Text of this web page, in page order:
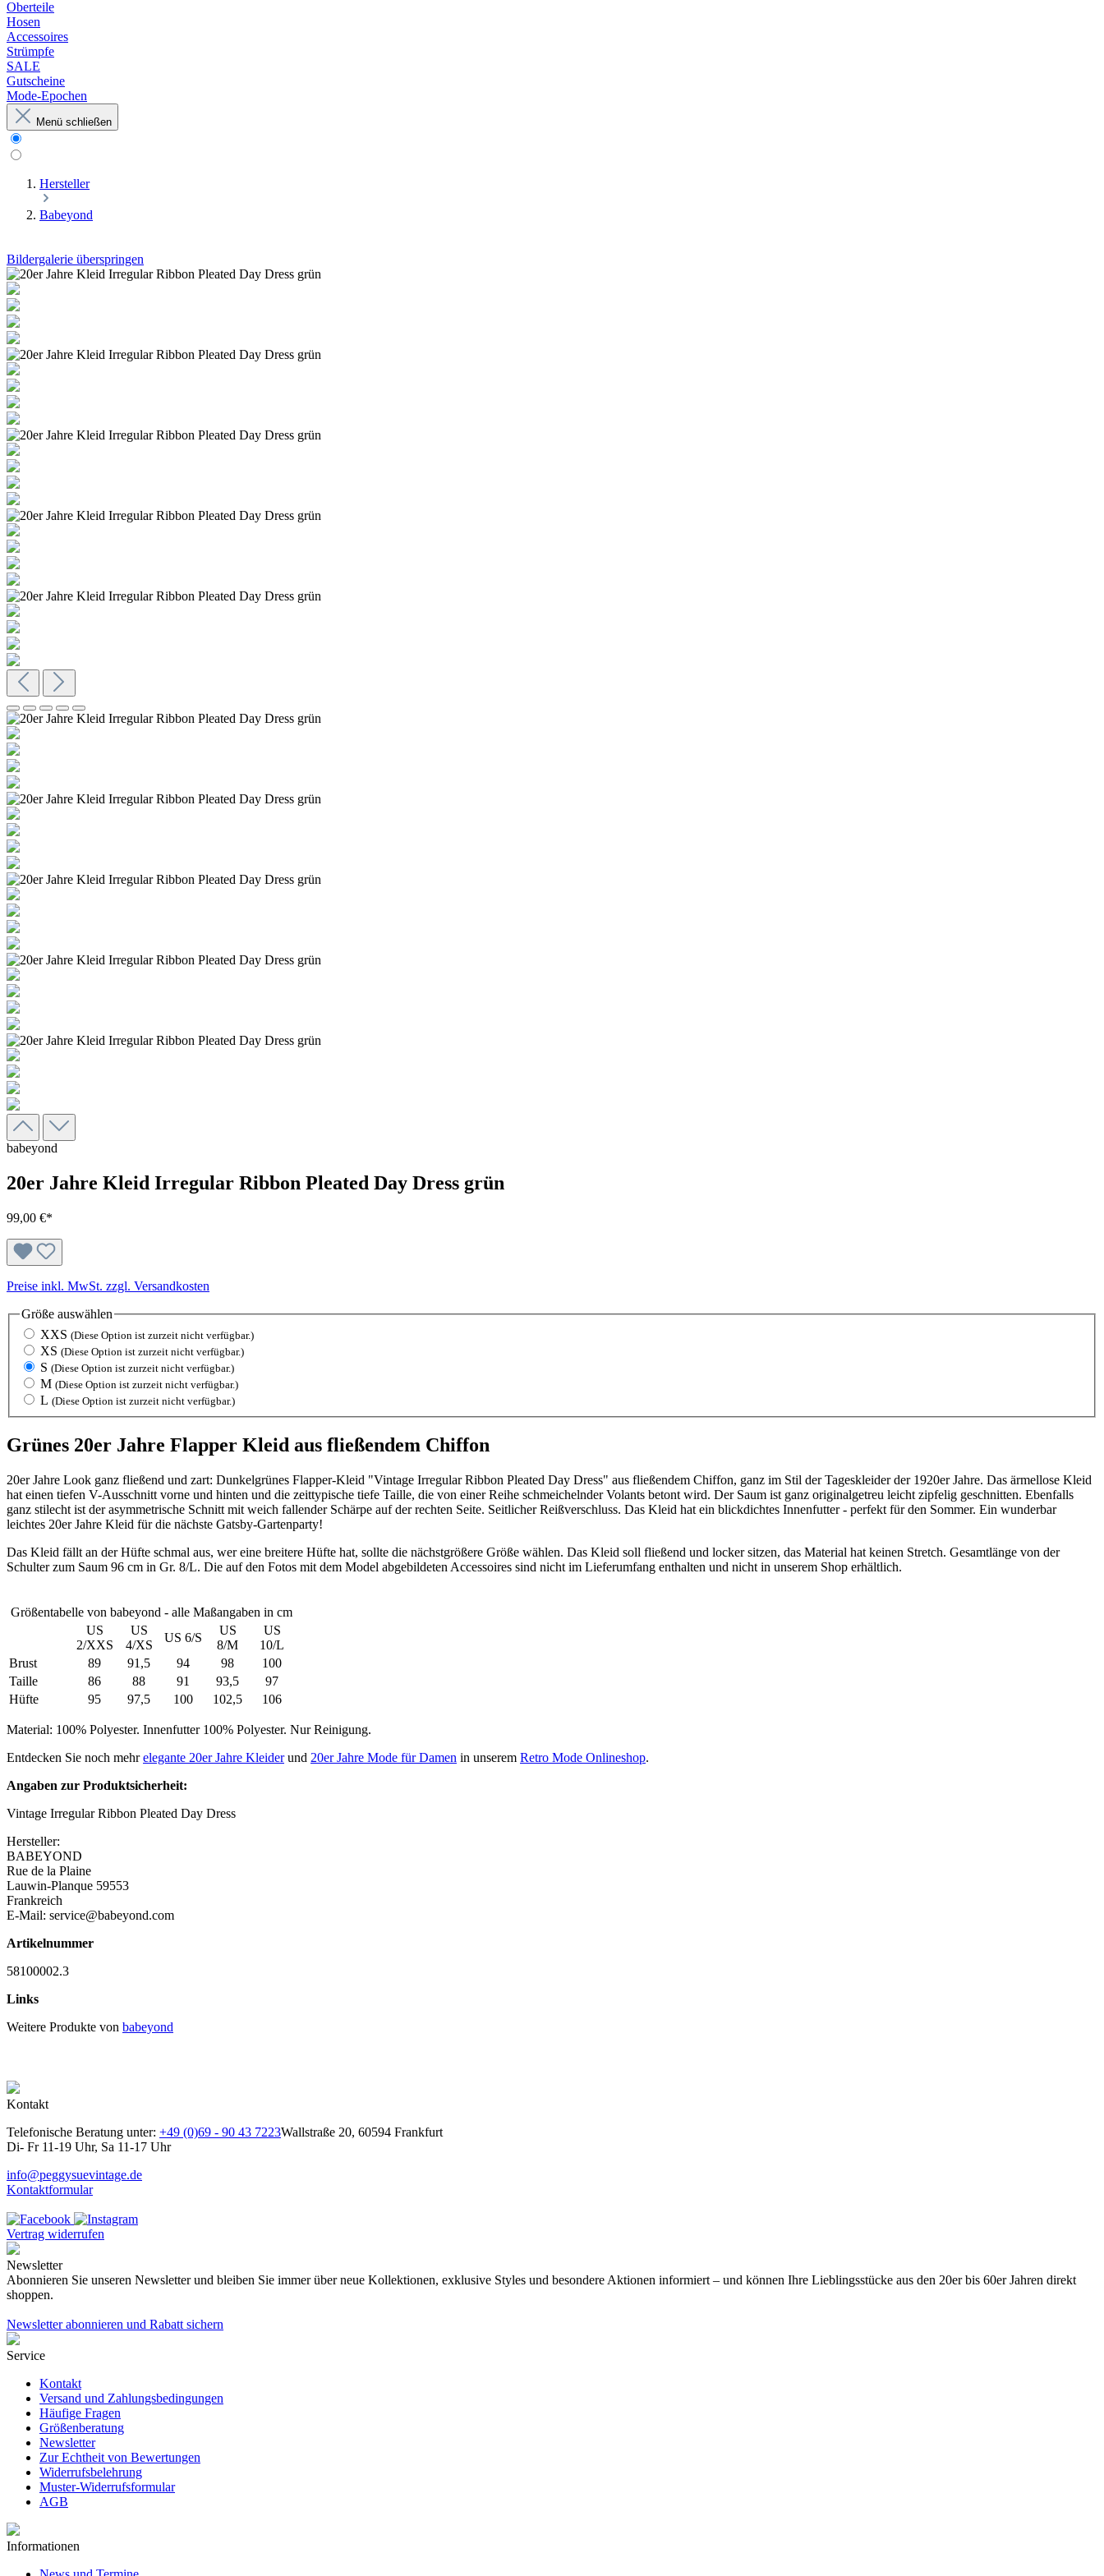
Oberteile
Hosen
Accessoires
Strümpfe
SALE
Gutscheine
Mode-Epochen
Menü schließen
Hersteller
Babeyond
Bildergalerie überspringen
babeyond
20er Jahre Kleid Irregular Ribbon Pleated Day Dress grün
99,00 €*
Preise inkl. MwSt. zzgl. Versandkosten
Größe auswählen
XXS (Diese Option ist zurzeit nicht verfügbar.)
XS (Diese Option ist zurzeit nicht verfügbar.)
S (Diese Option ist zurzeit nicht verfügbar.)
M (Diese Option ist zurzeit nicht verfügbar.)
L (Diese Option ist zurzeit nicht verfügbar.)
Grünes 20er Jahre Flapper Kleid aus fließendem Chiffon
20er Jahre Look ganz fließend und zart: Dunkelgrünes Flapper-Kleid "Vintage Irregular Ribbon Pleated Day Dress" aus fließendem Chiffon, ganz im Stil der Tageskleider der 1920er Jahre. Das ärmellose Kleid
hat einen tiefen V-Ausschnitt vorne und hinten und die zeittypische tiefe Taille, die von einer Reihe schmeichelnder Volants betont wird. Der Saum ist ganz originalgetreu leicht zipfelig geschnitten. Ebenfalls
ganz stilecht ist der asymmetrische Schnitt mit weich fallender Schärpe auf der rechten Seite. Seitlicher Reißverschluss. Das Kleid hat ein blickdichtes Innenfutter - perfekt für den Sommer. Ein wunderbar
leichtes 20er Jahre Kleid für die nächste Gatsby-Gartenparty!
Das Kleid fällt an der Hüfte schmal aus, wer eine breitere Hüfte hat, sollte die nächstgrößere Größe wählen. Das Kleid soll fließend und locker sitzen, das Material hat keinen Stretch. Gesamtlänge von der
Schulter zum Saum 96 cm in Gr. 8/L. Die auf den Fotos mit dem Model abgebildeten Accessoires sind nicht im Lieferumfang enthalten und nicht in unserem Shop erhältlich.
Größentabelle von babeyond - alle Maßangaben in cm
US
2/XXS
US
4/XS
US 6/S
US
8/M
US
10/L
Brust
89 91,5 94 98
100
Taille
86 88 91 93,5
97
Hüfte
95 97,5 100 102,5 106
Material: 100% Polyester. Innenfutter 100% Polyester. Nur Reinigung.
Entdecken Sie noch mehrelegante 20er Jahre Kleiderund 20er Jahre Mode für Damen in unserem Retro Mode Onlineshop.
Angaben zur Produktsicherheit:
Vintage Irregular Ribbon Pleated Day Dress
Hersteller:
BABEYOND
Rue de la Plaine
Lauwin-Planque 59553
Frankreich
E-Mail: service@babeyond.com
Artikelnummer
58100002.3
Links
Weitere Produkte von babeyond
Kontakt
Telefonische Beratung unter: +49 (0)69 - 90 43 7223Wallstraße 20, 60594 Frankfurt
Di- Fr 11-19 Uhr, Sa 11-17 Uhr
info@peggysuevintage.de
Kontaktformular
Vertrag widerrufen
Newsletter
Abonnieren Sie unseren Newsletter und bleiben Sie immer über neue Kollektionen, exklusive Styles und besondere Aktionen informiert – und können Ihre Lieblingsstücke aus den 20er bis 60er Jahren direkt
shoppen.
Newsletter abonnieren und Rabatt sichern
Service
Kontakt
Versand und Zahlungsbedingungen
Häufige Fragen
Größenberatung
Newsletter
Zur Echtheit von Bewertungen
Widerrufsbelehrung
Muster-Widerrufsformular
AGB
Informationen